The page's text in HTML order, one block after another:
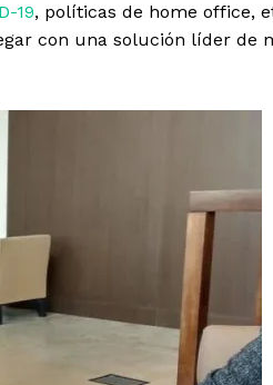
19, políticas de home office,
con una solución líder de